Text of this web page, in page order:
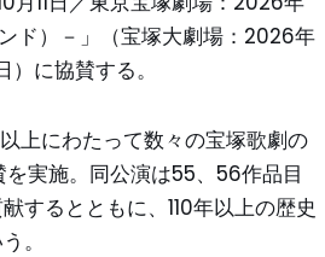
ド）－」（宝塚大劇場：2026年
に協賛する。
上にわたって数々の宝塚歌劇の
実施。同公演は55、56作品目
するとともに、110年以上の歴史
。